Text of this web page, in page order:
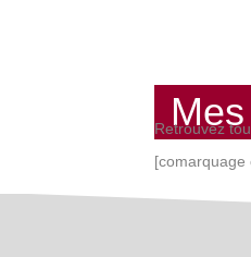
Retrouvez
[comarquage